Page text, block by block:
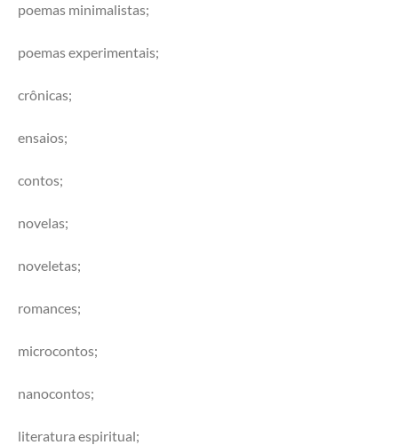
poemas minimalistas;
poemas experimentais;
crônicas;
ensaios;
contos;
novelas;
noveletas;
romances;
microcontos;
nanocontos;
literatura espiritual;